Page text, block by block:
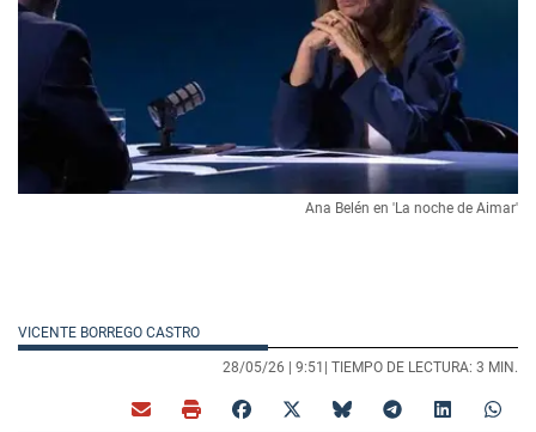
Ana Belén en 'La noche de Aimar'
VICENTE BORREGO CASTRO
28/05/26 | 9:51 | TIEMPO DE LECTURA: 3 MIN.